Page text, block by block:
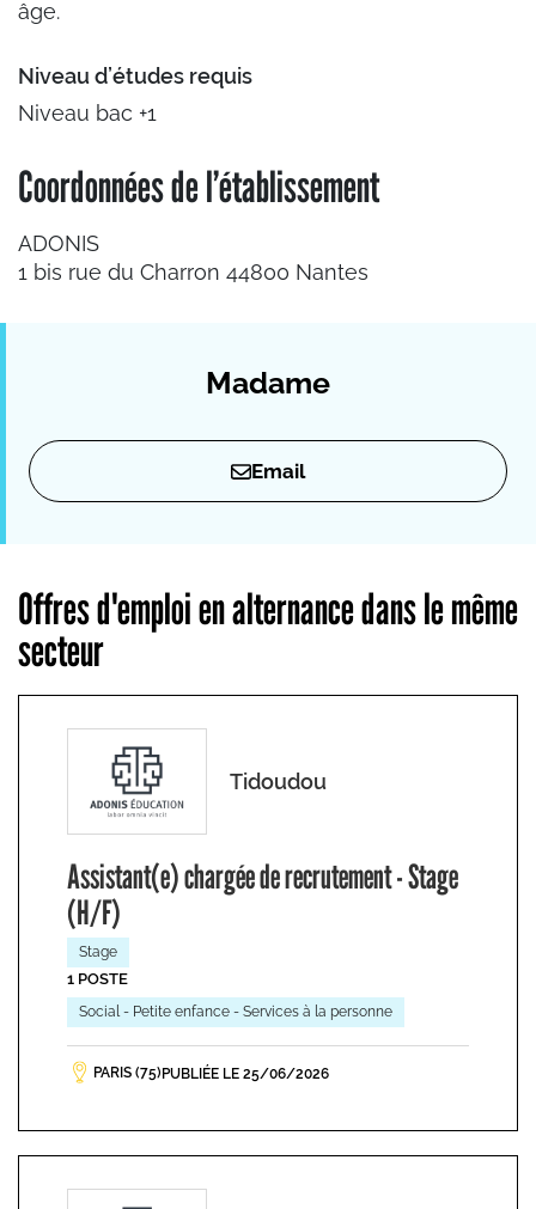
âge.
Niveau d’études requis
Niveau bac +1
Coordonnées de l’établissement
ADONIS
1 bis rue du Charron 44800 Nantes
Madame
Email
Offres d'emploi en alternance dans le même
secteur
Tidoudou
Assistant(e) chargée de recrutement - Stage
(H/F)
Stage
1 POSTE
Social - Petite enfance - Services à la personne
PARIS (75) PUBLIÉE LE 25/06/2026